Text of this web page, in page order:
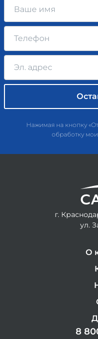
Нажимая на кнопку
обработку
г.
ул.
О
8